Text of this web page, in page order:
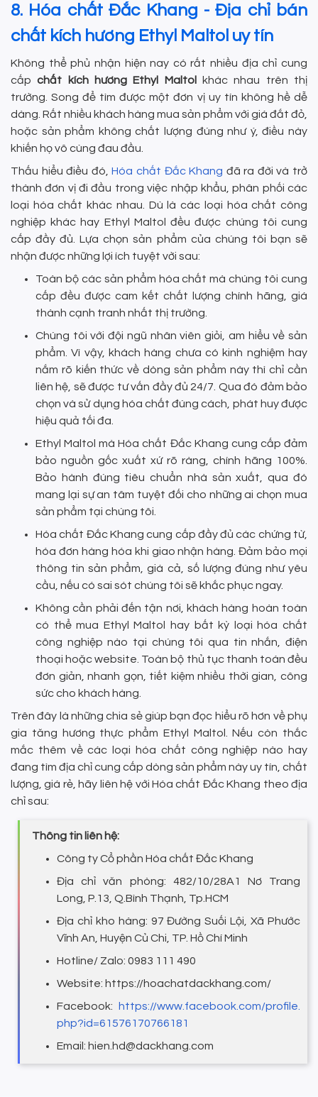
8. Hóa chất Đắc Khang - Địa chỉ bán
chất kích hương Ethyl Maltol uy tín
Không thể phủ nhận hiện nay có rất nhiều địa chỉ cung
cấpchất kích hương Ethyl Maltol
khác nhau trên thị
trường. Song để tìm được một đơn vị uy tín không hề dễ
dàng. Rất nhiều khách hàng mua sản phẩm với giá đắt đỏ,
hoặc sản phẩm không chất lượng đúng như ý, điều này
khiến họ vô cùng đau đầu.
Thấu hiểu điều đó,Hóa chất Đắc Khang đã ra đời và trở
thành đơn vị đi đầu trong việc nhập khẩu, phân phối các
loại hóa chất khác nhau. Dù là các loại hóa chất công
nghiệp khác hay Ethyl Maltol đều được chúng tôi cung
cấp đầy đủ. Lựa chọn sản phẩm của chúng tôi bạn sẽ
nhận được những lợi ích tuyệt vời sau:
Toàn bộ các sản phẩm hóa chất mà chúng tôi cung
cấp đều được cam kết chất lượng chính hãng, giá
thành cạnh tranh nhất thị trường.
Chúng tôi với đội ngũ nhân viên giỏi, am hiểu về sản
phẩm. Vì vậy, khách hàng chưa có kinh nghiệm hay
nắm rõ kiến thức về dòng sản phẩm này thì chỉ cần
liên hệ, sẽ được tư vấn đầy đủ 24/7. Qua đó đảm bảo
chọn và sử dụng hóa chất đúng cách, phát huy được
hiệu quả tối đa.
Ethyl Maltol mà Hóa chất Đắc Khang cung cấp đảm
bảo nguồn gốc xuất xứ rõ ràng, chính hãng 100%.
Bảo hành đúng tiêu chuẩn nhà sản xuất, qua đó
mang lại sự an tâm tuyệt đối cho những ai chọn mua
sản phẩm tại chúng tôi.
Hóa chất Đắc Khang cung cấp đầy đủ các chứng từ,
hóa đơn hàng hóa khi giao nhận hàng. Đảm bảo mọi
thông tin sản phẩm, giá cả, số lượng đúng như yêu
cầu, nếu có sai sót chúng tôi sẽ khắc phục ngay.
Không cần phải đến tận nơi, khách hàng hoàn toàn
có thể mua Ethyl Maltol hay bất kỳ loại hóa chất
công nghiệp nào tại chúng tôi qua tin nhắn, điện
thoại hoặc website. Toàn bộ thủ tục thanh toán đều
đơn giản, nhanh gọn, tiết kiệm nhiều thời gian, công
sức cho khách hàng.
Trên đây là những chia sẻ giúp bạn đọc hiểu rõ hơn về phụ
gia tăng hương thực phẩm Ethyl Maltol. Nếu còn thắc
mắc thêm về các loại hóa chất công nghiệp nào hay
đang tìm địa chỉ cung cấp dòng sản phẩm này uy tín, chất
lượng, giá rẻ, hãy liên hệ với Hóa chất Đắc Khang theo địa
chỉ sau:
Thông tin liên hệ:
Công ty Cổ phần Hóa chất Đắc Khang
Địa chỉ văn phòng: 482/10/28A1 Nơ Trang
Long, P.13, Q.Bình Thạnh, Tp.HCM
Địa chỉ kho hàng: 97 Đường Suối Lội, Xã Phước
Vĩnh An, Huyện Củ Chi, TP. Hồ Chí Minh
Hotline/ Zalo: 0983 111 490
Website: https://hoachatdackhang.com/
Facebook:
https://www.facebook.com/profile.
php?id=61576170766181
Email: hien.hd@dackhang.com